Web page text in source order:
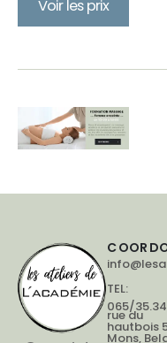
Voir les prix
TEL:
065/
rue du
hautbois
Mons,